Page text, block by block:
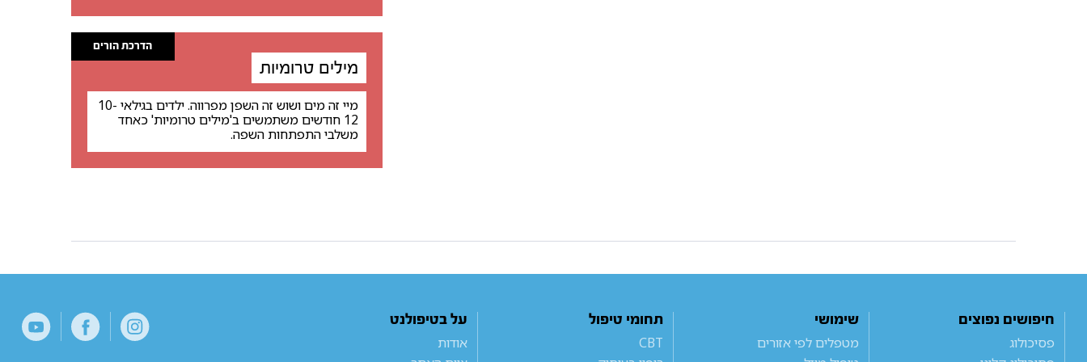
הדרכת הורים
מילים טרומיות
מיי זה מים ושוש זה השפן מפרווה. ילדים בגילאי 10-
12 חודשים משתמשים ב'מילים טרומיות' כאחד
משלבי התפתחות השפה.
חיפושים נפוצים
פסיכולוג
שימושי
מטפלים לפי אזורים
תחומי טיפול
CBT
על בטיפולנט
אודות